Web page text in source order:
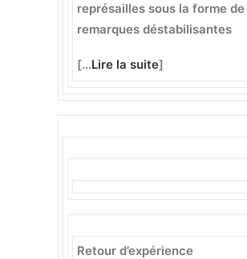
représailles sous la forme de
remarques déstabilisantes
[…Lire la suite]
Retour d’expérience